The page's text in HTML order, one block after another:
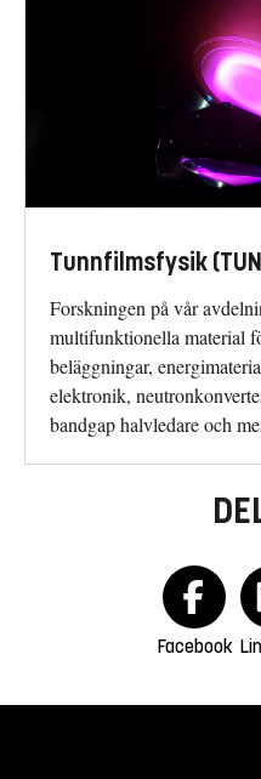
Tunnfilmsfysik
Forskningen på vår
multifunktionella material
beläggningar,
elektronik,
bandgap halvledare och
Facebook